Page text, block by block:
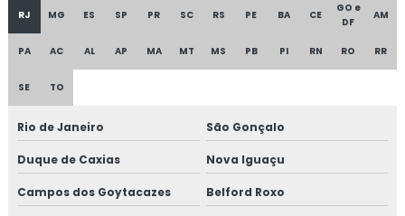
Isolamento acústico para funilaria industrial
Isolamento acústico para indústrias
Isolamento acústico para onshore
RJ MG ES SP PR SC RS PE BA CE
GO e
DF
AM
PA AC AL AP MA MT MS PB PI RN RO RR
SE TO
Rio de Janeiro São Gonçalo
Duque de Caxias Nova Iguaçu
Campos dos Goytacazes Belford Roxo